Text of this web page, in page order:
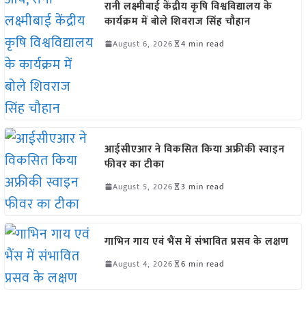
रानी लक्ष्मीबाई केंद्रीय कृषि विश्वविद्यालय के
कार्यक्रम में बोले शिवराज सिंह चौहान
August 6, 2026 4 min read
आईसीएआर ने विकसित किया अफ्रीकी स्वाइन
फीवर का टीका
August 5, 2026 3 min read
गाभिन गाय एवं भैंस में संभावित प्रसव के लक्षण
August 4, 2026 6 min read